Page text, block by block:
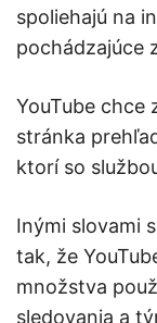
spoliehajú na
pochádzajúce
YouTube chce
stránka
ktorí so
Inými slovami
tak, že
množstva
sledovania a